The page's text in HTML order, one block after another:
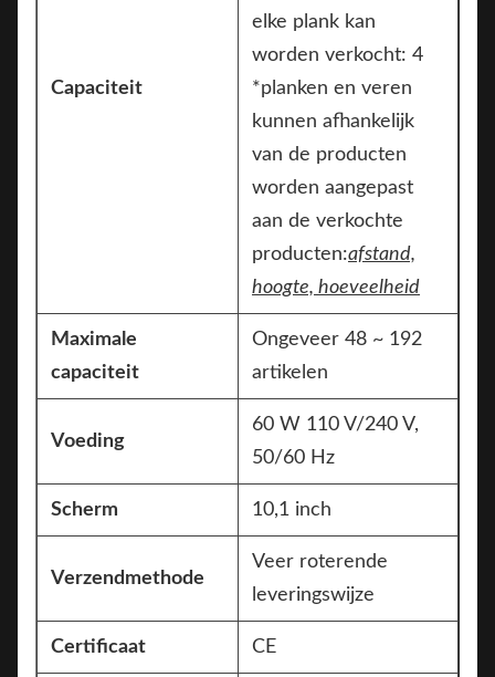
Capaciteit
elke plank kan
worden verkocht: 4
*planken en veren
kunnen afhankelijk
van de producten
worden aangepast
aan de verkochte
producten:afstand,
hoogte, hoeveelheid
Maximale
capaciteit
Ongeveer 48 ~ 192
artikelen
Voeding
60 W 110 V/240 V,
50/60 Hz
Scherm 10,1 inch
Verzendmethode
Veer roterende
leveringswijze
Certificaat CE